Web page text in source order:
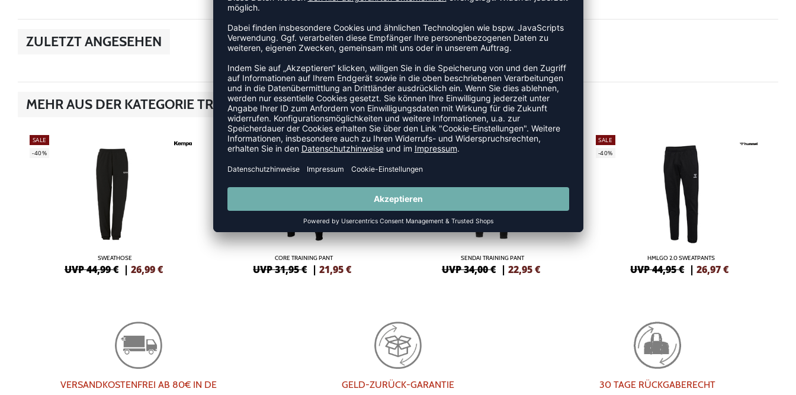
ZULETZT ANGESEHEN
MEHR AUS DER KATEGORIE TRAININGSHOSEN
SALE
-40%
SWEATHOSE
UVP 44,99 € | 26,99€
-31%
CORE TRAINING PANT
UVP 31,95 € |21,95€
SALE
-33%
SENDAI TRAINING PANT
UVP 34,00 € | 22,95€
SALE
-40%
HMLGO 2.0 SWEATPANTS
UVP 44,95 € |26,97€
VERSANDKOSTENFREI AB 80€ IN DE GELD-ZURÜCK-GARANTIE 30 TAGE RÜCKGABERECHT